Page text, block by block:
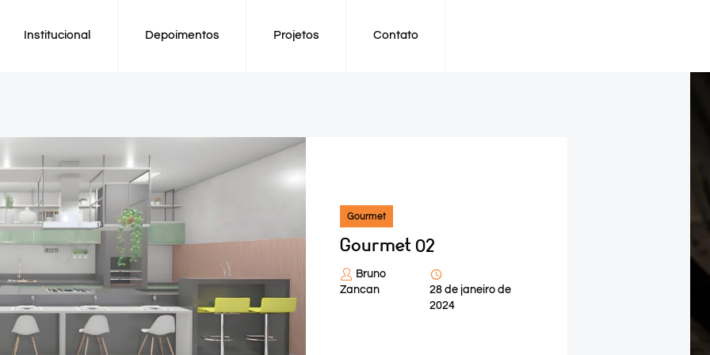
Institucional Depoimentos Projetos Contato
Gourmet
Gourmet 02
Bruno
Zancan
28 de janeiro de
2024